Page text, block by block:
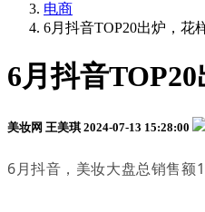
电商
6月抖音TOP20出炉，花
6月抖音
美妆网 王美琪 2024-07-13 15:28:00
6月抖音，美妆大盘总销售额